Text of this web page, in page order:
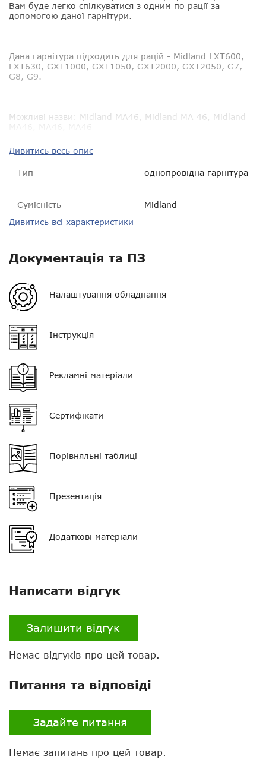
Вам буде легко спілкуватися з одним по рації за
допомогою даної гарнітури.
Дана гарнітура підходить для рацій - Midland LXT600,
LXT630, GXT1000, GXT1050, GXT2000, GXT2050, G7,
G8, G9.
Можливі назви: Midland MA46, Midland MA 46, Midland
Дивитись весь опис
Тип однопровідна гарнітура
Сумісність Midland
Гарантія
VOX немає
Кліпса/затискач
Колір
Кнопка PTT
Тип навушника
Роз'єм
Дивитись всі характеристики
Документація та ПЗ
Налаштування обладнання
Інструкція
Рекламні матеріали
Сертифікати
Порівняльні таблиці
Презентація
Додаткові матеріали
Написати відгук
Залишити відгук
Немає відгуків про цей товар.
Питання та відповіді
Задайте питання
Немає запитань про цей товар.